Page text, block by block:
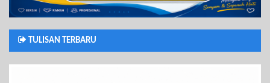
TULISAN TERBARU